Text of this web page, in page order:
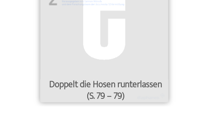
Doppelt die Hosen runterlassen
(S. 79 – 79)